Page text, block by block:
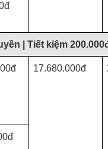
| Tiết kiệm
17.680.000đ